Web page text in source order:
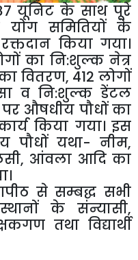
यूनिट के साथ पूरे
समितियों के
किया गया।
का नि:शुल्क नेत्र
वितरण, 412 लोगों
व नि:शुल्क डेंटल
औषधीय पौधों का
किया गया। इस
पौधों यथा- नीम,
आंवला आदि का
से सम्बद्ध सभी
के संन्यासी,
तथा विद्यार्थी